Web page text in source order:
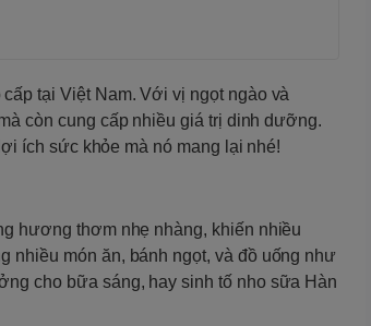
tại Việt Nam. Với vị ngọt ngào và
còn cung cấp nhiều giá trị dinh dưỡng.
ích sức khỏe mà nó mang lại nhé!
hương thơm nhẹ nhàng, khiến nhiều
món ăn, bánh ngọt, và đồ uống như
cho bữa sáng, hay sinh tố nho sữa Hàn